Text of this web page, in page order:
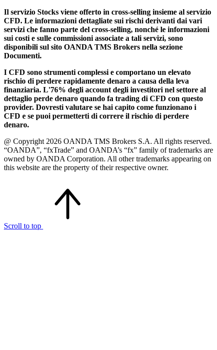
Il servizio Stocks viene offerto in cross-selling insieme al servizio
CFD. Le informazioni dettagliate sui rischi derivanti dai vari
servizi che fanno parte del cross-selling, nonché le informazioni
sui costi e sulle commissioni associate a tali servizi, sono
disponibili sul sito OANDA TMS Brokers nella sezione
Documenti.
I CFD sono strumenti complessi e comportano un elevato
rischio di perdere rapidamente denaro a causa della leva
finanziaria. L'76% degli account degli investitori nel settore al
dettaglio perde denaro quando fa trading di CFD con questo
provider. Dovresti valutare se hai capito come funzionano i
CFD e se puoi permetterti di correre il rischio di perdere
denaro.
@ Copyright 2026 OANDA TMS Brokers S.A. All rights reserved.
“OANDA”, “fxTrade” and OANDA’s “fx” family of trademarks are
owned by OANDA Corporation. All other trademarks appearing on
this website are the property of their respective owner.
Scroll to top